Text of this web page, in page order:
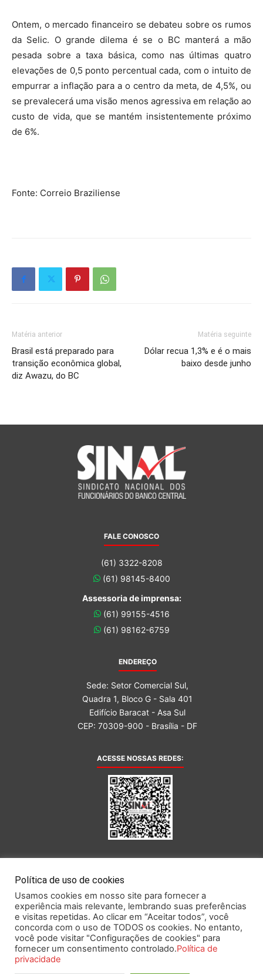
Ontem, o mercado financeiro se debateu sobre os rumos
da Selic. O grande dilema é se o BC manterá a mão
pesada sobre a taxa básica, como nas últimas quatro
elevações de 0,5 ponto percentual cada, com o intuito de
empurrar a inflação para a o centro da meta, de 4,5%, ou
se prevalecerá uma visão menos agressiva em relação ao
custo de vida, que se mantém insistentemente próximo
de 6%.
Fonte: Correio Braziliense
Matéria anterior
Brasil está preparado para
transição econômica global,
diz Awazu, do BC
Matéria seguinte
Dólar recua 1,3% e é o mais
baixo desde junho
FALE CONOSCO
(61) 3322-8208
(61) 98145-8400
Assessoria de imprensa:
(61) 99155-4516
(61) 98162-6759
ENDEREÇO
Sede: Setor Comercial Sul,
Quadra 1, Bloco G - Sala 401
Edifício Baracat - Asa Sul
CEP: 70309-900 - Brasília - DF
ACESSE NOSSAS REDES:
Este portal obedece às prescrições da Lei Geral de Proteção de Dados.
Política de uso de cookies
Usamos cookies em nosso site para fornecer a
experiência mais relevante, lembrando suas preferências
e visitas repetidas. Ao clicar em “Aceitar todos”, você
concorda com o uso de TODOS os cookies. No entanto,
você pode visitar "Configurações de cookies" para
fornecer um consentimento controlado.Política de
privacidade